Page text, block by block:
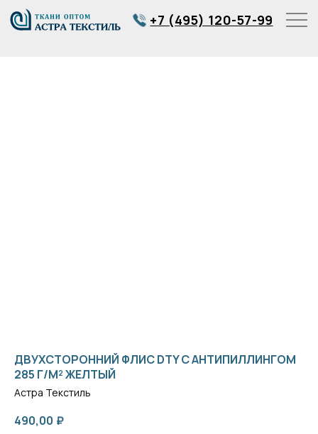
+7 (495) 120-57-99
ДВУХСТОРОННИЙ ФЛИС DTY С АНТИПИЛЛИНГОМ
285 Г/М² ЖЕЛТЫЙ
Астра Текстиль
490,00 ₽